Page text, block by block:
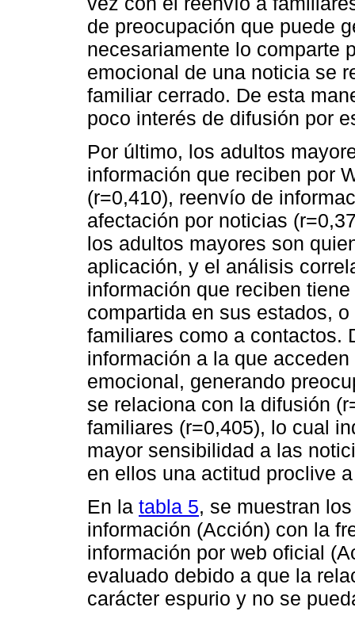
de preocupación que puede
necesariamente lo comparte
emocional de una noticia se
familiar cerrado. De esta
poco interés de difusión por
Por último, los adultos
información que reciben por
(r=0,410), reenvío de
afectación por noticias
los adultos mayores son
aplicación, y el análisis
información que reciben
compartida en sus estados,
familiares como a contactos.
información a la que
emocional, generando
se relaciona con la difusión
familiares (r=0,405), lo cual
mayor sensibilidad a las
en ellos una actitud proclive
En la tabla 5, se muestran
información (Acción) con la
información por web oficial
evaluado debido a que la
carácter espurio y no se